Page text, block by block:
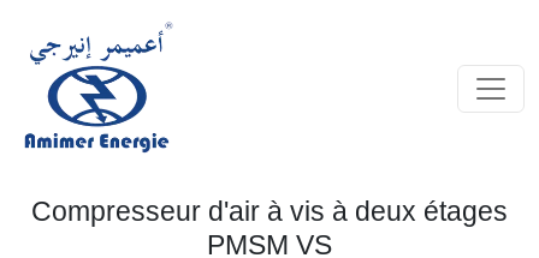
Compresseur d'air à vis à deux étages
PMSM VS